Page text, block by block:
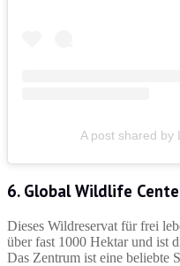
A post shared by
6. Global Wildlife
Dieses Wildreservat für frei
über fast 1000 Hektar und ist
Das Zentrum ist eine beliebte